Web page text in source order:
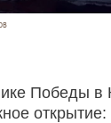
Победы в